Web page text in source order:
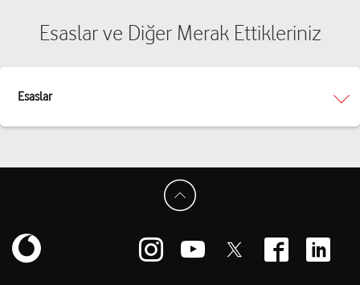
Esaslar ve Diğer Merak Ettikleriniz
Esaslar